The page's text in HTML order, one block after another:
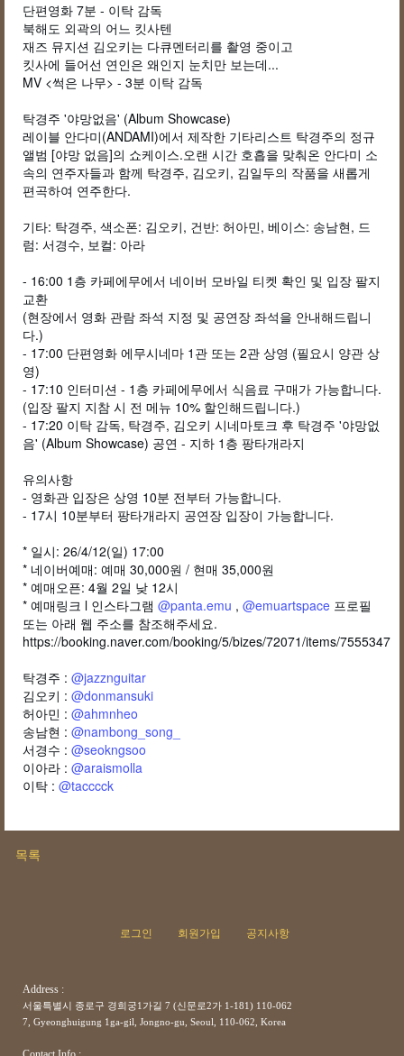
단편영화 7분 - 이탁 감독
북해도 외곽의 어느 킷사텐
재즈 뮤지션 김오키는 다큐멘터리를 촬영 중이고
킷사에 들어선 연인은 왜인지 눈치만 보는데...
MV <썩은 나무> - 3분 이탁 감독
탁경주 '야망없음' (Album Showcase)
레이블 안다미(ANDAMI)에서 제작한 기타리스트 탁경주의 정규
앨범 [야망 없음]의 쇼케이스.오랜 시간 호흡을 맞춰온 안다미 소
속의 연주자들과 함께 탁경주, 김오키, 김일두의 작품을 새롭게
편곡하여 연주한다.
기타: 탁경주, 색소폰: 김오키, 건반: 허아민, 베이스: 송남현, 드
럼: 서경수, 보컬: 아라
- 16:00 1층 카페에무에서 네이버 모바일 티켓 확인 및 입장 팔지
교환
(현장에서 영화 관람 좌석 지정 및 공연장 좌석을 안내해드립니
다.)
- 17:00 단편영화 에무시네마 1관 또는 2관 상영 (필요시 양관 상
영)
- 17:10 인터미션 - 1층 카페에무에서 식음료 구매가 가능합니다.
(입장 팔지 지참 시 전 메뉴 10% 할인해드립니다.)
- 17:20 이탁 감독, 탁경주, 김오키 시네마토크 후 탁경주 '야망없
음' (Album Showcase) 공연 - 지하 1층 팡타개라지
유의사항
- 영화관 입장은 상영 10분 전부터 가능합니다.
- 17시 10분부터 팡타개라지 공연장 입장이 가능합니다.
* 일시: 26/4/12(일) 17:00
* 네이버예매: 예매 30,000원 / 현매 35,000원
* 예매오픈: 4월 2일 낮 12시
* 예매링크 l 인스타그램 @panta.emu , @emuartspace 프로필
또는 아래 웹 주소를 참조해주세요.
https://booking.naver.com/booking/5/bizes/72071/items/7555347
탁경주 : @jazznguitar
김오키 : @donmansuki
허아민 : @ahmnheo
송남현 : @nambong_song_
서경수 : @seokngsoo
이아라 : @araismolla
이탁 : @tacccck
목록
로그인 회원가입 공지사항
Address :
서울특별시 종로구 경희궁1가길 7 (신문로2가 1-181) 110-062
7, Gyeonghuigung 1ga-gil, Jongno-gu, Seoul, 110-062, Korea